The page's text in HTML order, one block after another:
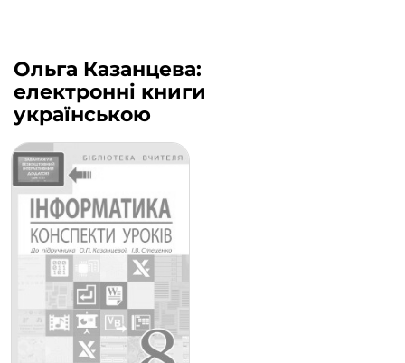
Ольга Казанцева:
електронні книги
українською